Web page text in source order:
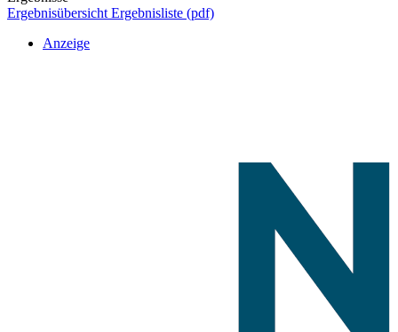
Ergebnisübersicht Ergebnisliste (pdf)
Anzeige